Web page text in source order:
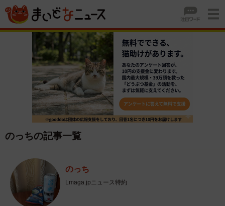
のっちの記事一覧
のっち
Lmaga.jpニュース特約